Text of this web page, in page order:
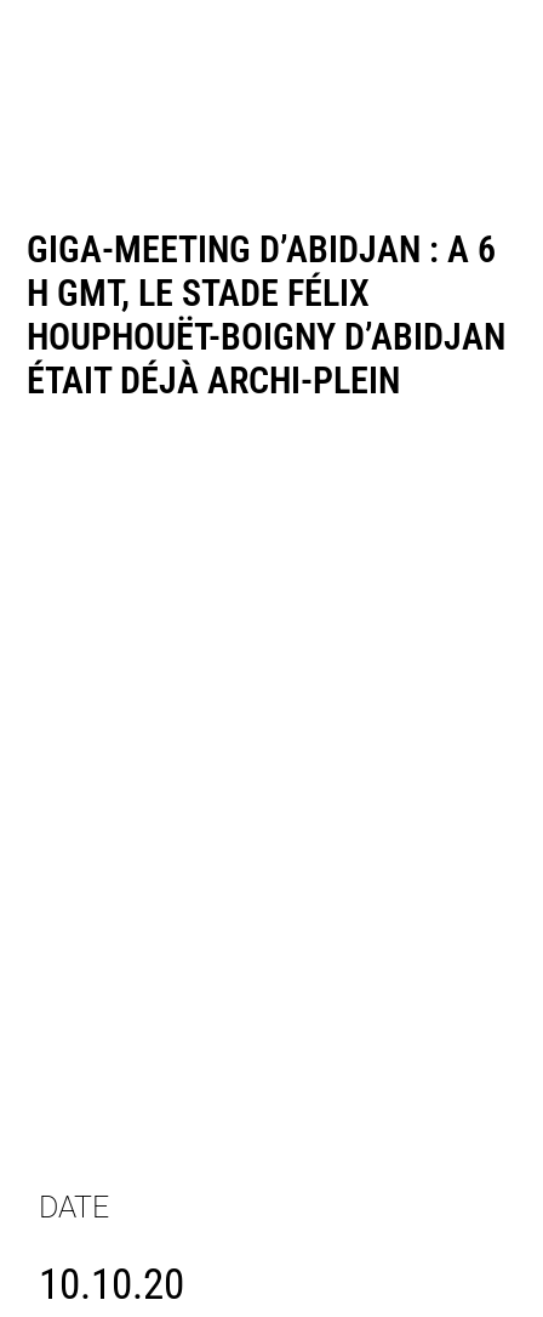
GIGA-MEETING D’ABIDJAN : A 6
H GMT, LE STADE FÉLIX
HOUPHOUËT-BOIGNY D’ABIDJAN
ÉTAIT DÉJÀ ARCHI-PLEIN
DATE
10.10.20